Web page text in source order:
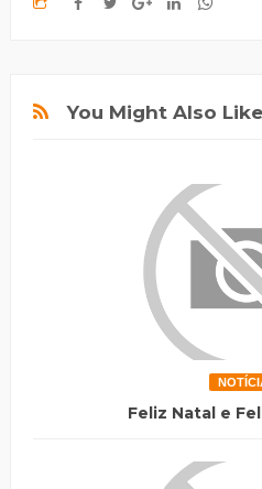
You Might Also Like
Feliz Natal e